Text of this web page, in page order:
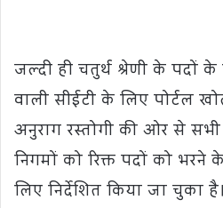
जल्दी ही चतुर्थ श्रेणी के पदों
वाली सीईटी के लिए पोर्टल
अनुराग रस्तोगी की ओर से सभी
निगमों को रिक्त पदों को
लिए निर्देशित किया जा चुका है।